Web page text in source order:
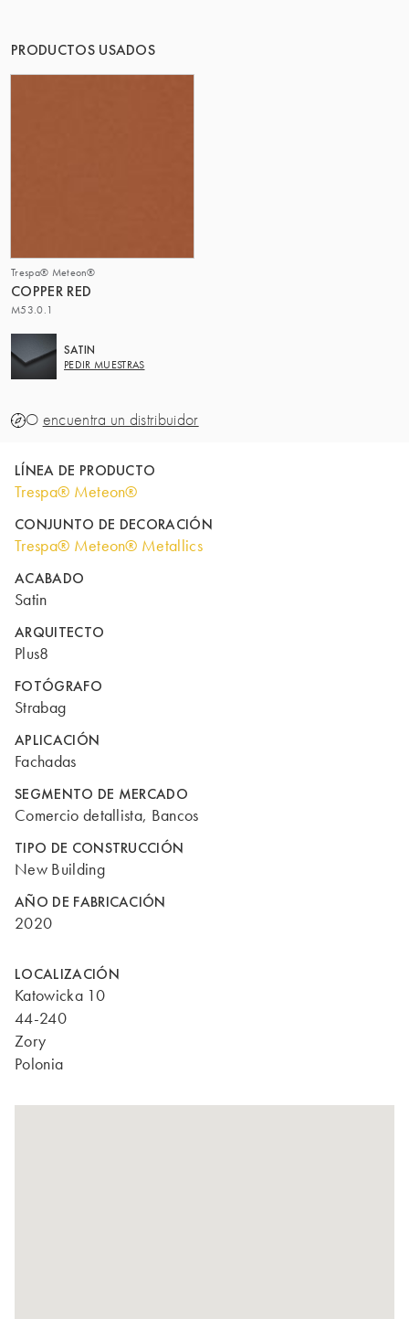
PRODUCTOS USADOS
Trespa® Meteon®
COPPER RED
M53.0.1
SATIN
PEDIR MUESTRAS
O encuentra un distribuidor
LÍNEA DE PRODUCTO
Trespa® Meteon®
CONJUNTO DE DECORACIÓN
Trespa® Meteon® Metallics
ACABADO
Satin
ARQUITECTO
Plus8
FOTÓGRAFO
Strabag
APLICACIÓN
Fachadas
SEGMENTO DE MERCADO
Comercio detallista, Bancos
TIPO DE CONSTRUCCIÓN
New Building
AÑO DE FABRICACIÓN
2020
LOCALIZACIÓN
Katowicka 10
44-240
Zory
Polonia